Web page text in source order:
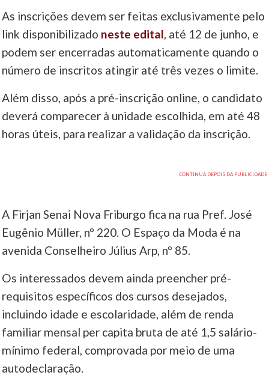
As inscrições devem ser feitas exclusivamente pelo
link disponibilizado neste edital, até 12 de junho, e
podem ser encerradas automaticamente quando o
número de inscritos atingir até três vezes o limite.
Além disso, após a pré-inscrição online, o candidato
deverá comparecer à unidade escolhida, em até 48
horas úteis, para realizar a validação da inscrição.
A Firjan Senai Nova Friburgo fica na rua Pref. José
Eugênio Müller, nº 220. O Espaço da Moda é na
avenida Conselheiro Július Arp, nº 85.
Os interessados devem ainda preencher pré-
requisitos específicos dos cursos desejados,
incluindo idade e escolaridade, além de renda
familiar mensal per capita bruta de até 1,5 salário-
mínimo federal, comprovada por meio de uma
autodeclaração.